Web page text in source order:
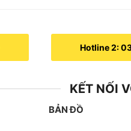
Hotline 2:
KẾT NỐI
BẢN ĐỒ